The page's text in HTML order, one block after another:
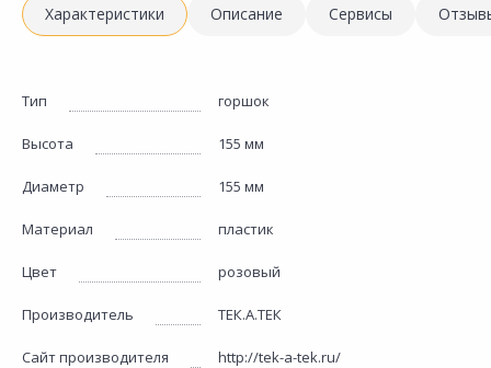
Характеристики Описание Сервисы
Тип горшок
Высота 155 мм
Диаметр 155 мм
Материал пластик
Цвет розовый
Производитель ТЕК.А.ТЕК
Сайт производителя http://tek-a-tek.ru/